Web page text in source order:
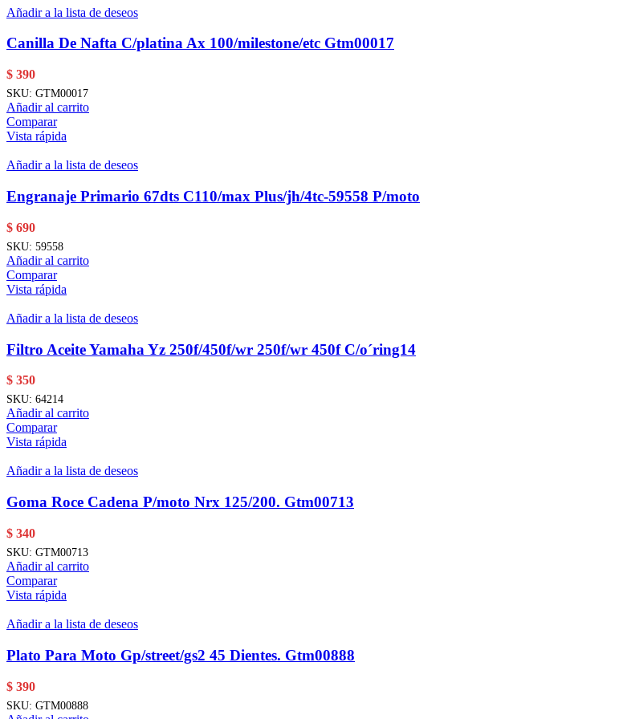
Añadir a la lista de deseos
Canilla De Nafta C/platina Ax 100/milestone/etc Gtm00017
$ 390
SKU: GTM00017
Añadir al carrito
Comparar
Vista rápida
Añadir a la lista de deseos
Engranaje Primario 67dts C110/max Plus/jh/4tc-59558 P/moto
$ 690
SKU: 59558
Añadir al carrito
Comparar
Vista rápida
Añadir a la lista de deseos
Filtro Aceite Yamaha Yz 250f/450f/wr 250f/wr 450f C/o´ring14
$ 350
SKU: 64214
Añadir al carrito
Comparar
Vista rápida
Añadir a la lista de deseos
Goma Roce Cadena P/moto Nrx 125/200. Gtm00713
$ 340
SKU: GTM00713
Añadir al carrito
Comparar
Vista rápida
Añadir a la lista de deseos
Plato Para Moto Gp/street/gs2 45 Dientes. Gtm00888
$ 390
SKU: GTM00888